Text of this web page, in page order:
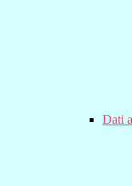
Dati